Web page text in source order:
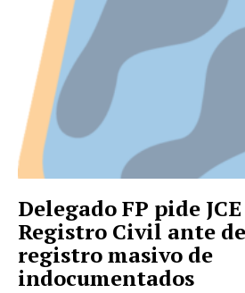
Delegado FP pide
Registro Civil ante
registro masivo de
indocumentados